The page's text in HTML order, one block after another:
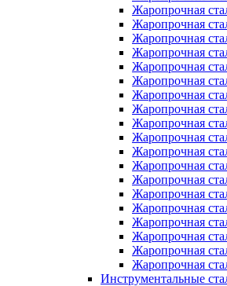
Жаропрочная
Жаропрочная
Жаропрочная
Жаропрочная
Жаропрочная
Жаропрочная
Жаропрочная
Жаропрочная
Жаропрочная
Жаропрочная
Жаропрочная
Жаропрочная
Жаропрочная
Жаропрочная
Жаропрочная
Жаропрочная
Жаропрочная
Жаропрочная
Жаропрочная
Инструментальные